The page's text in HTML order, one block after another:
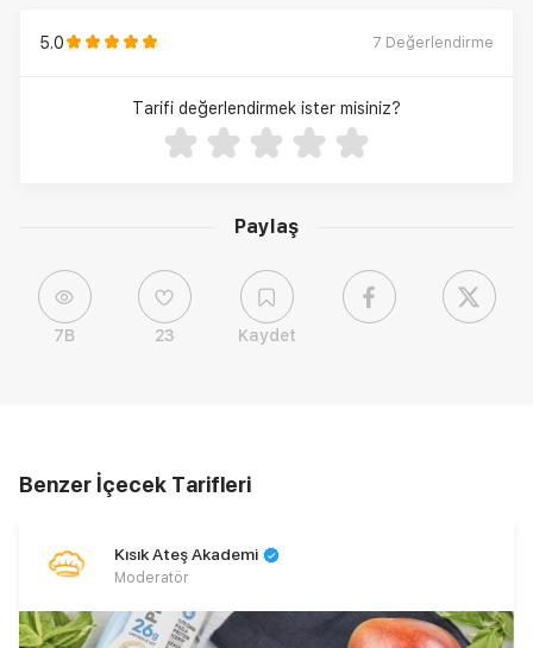
Paylaş
7B 23 Kaydet
5.0 7 Değerlendirme
Tarifi değerlendirmek ister misiniz?
Benzer İçecek Tarifleri
Kısık Ateş Akademi
Moderatör